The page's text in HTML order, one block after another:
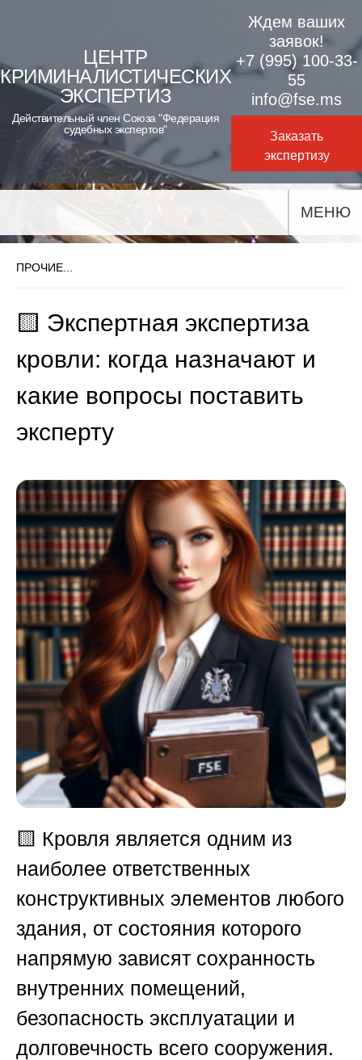
content
ЦЕНТР
КРИМИНАЛИСТИЧЕСКИХ
ЭКСПЕРТИЗ
Действительный член Союза "Федерация
судебных экспертов"
Ждем ваших
заявок!
+7 (995) 100-33-
55
info@fse.ms
Заказать
экспертизу
МЕНЮ
ПРОЧИЕ...
🟨 Экспертная экспертиза
кровли: когда назначают и
какие вопросы поставить
эксперту
🟨 Кровля является одним из
наиболее ответственных
конструктивных элементов любого
здания, от состояния которого
напрямую зависят сохранность
внутренних помещений,
безопасность эксплуатации и
долговечность всего сооружения.